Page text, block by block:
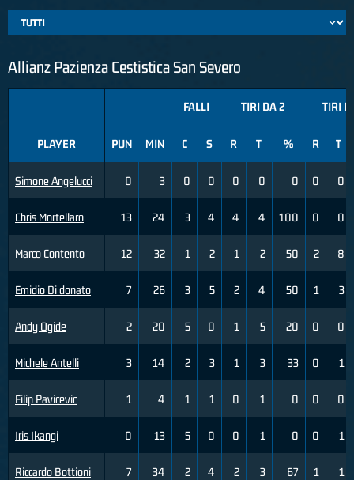
Allianz Pazienza Cestistica San Severo
PLAYER
Simone Angelucci
Chris Mortellaro
Marco Contento
Emidio Di donato
Andy Ogide
Michele Antelli
Filip Pavicevic
Iris Ikangi
Riccardo Bottioni
FALLI TIRI DA 2 TIRI
PUN MIN C S R T % R T
0 3 0 0 0 0 0 0 0
13 24 3 4 4 4 100 0 0
12 32 1 2 1 2 50 2 8
7 26 3 5 2 4 50 1 3
2 20 5 0 1 5 20 0 0
3 14 2 3 1 3 33 0 1
1 4 1 1 0 1 0 0 0
0 13 5 0 0 1 0 0 1
7 34 2 4 2 3 67 1 1